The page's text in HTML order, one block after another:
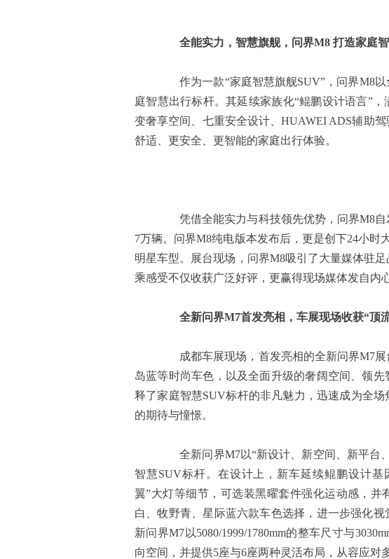
全能实力，智慧旗舰，问界M8 打造家庭
作为一款“家庭智慧旗舰SUV”，问界M8以
庭智慧出行标杆。其延续家族化“鲲鹏设计语言”
变奢享空间、七重安全设计、HUAWEI ADS辅助
舒适、更安全、更智能的家庭出行体验。
凭借全能实力与科技领先优势，问界M8自
7万辆。问界M8纯电版本发布后，更是创下24小时
明星车型。展台现场，问界M8吸引了大量媒体驻
乘感受不仅收获广泛好评，更赢得现场媒体发自内
全新问界M7首发亮相，车展现场收获“顶
成都车展现场，首发亮相的全新问界M7展
岛蓝等时尚车色，以及全面升级的奢阔空间、领
释了家庭智慧SUV标杆的非凡魅力，迅速成为全
的期待与憧憬。
全新问界M7以“新设计、新空间、新平台
智慧SUV标杆。在设计上，新车延续鲲鹏设计基
翼”大灯等细节，可选装黑曜套件强化运动感，并
白、牧野青、星际蓝六款车色选择，进一步强化
新问界M7以5080/1999/1780mm的整车尺寸与
向空间，并提供5座与6座两种灵活布局，从容应对